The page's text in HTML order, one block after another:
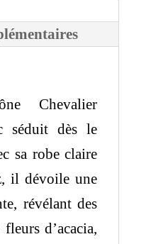
Chevalier
séduit dès le
sa robe claire
il dévoile une
révélant des
d’acacia,